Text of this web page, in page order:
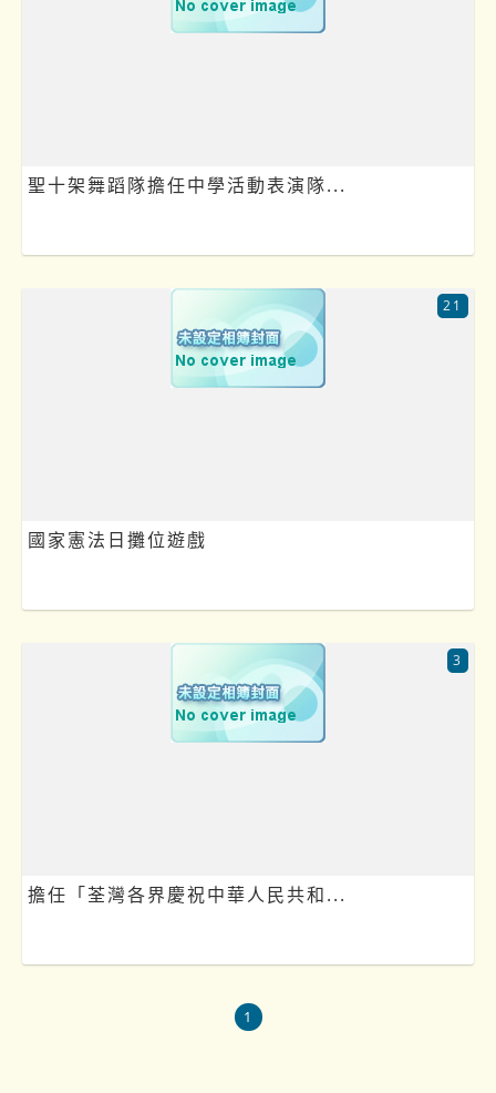
聖十架舞蹈隊擔任中學活動表演隊...
國家憲法日攤位遊戲
21
擔任「荃灣各界慶祝中華人民共和...
3
1